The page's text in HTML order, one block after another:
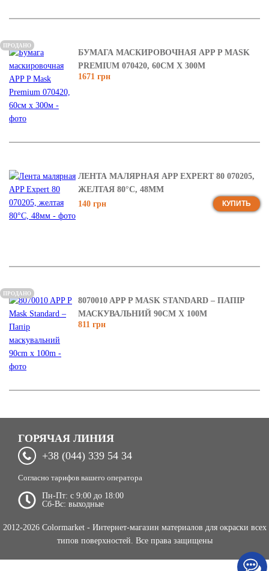
БУМАГА МАСКИРОВОЧНАЯ APP P MASK
PREMIUM 070420, 60СМ X 300М
1671 грн
ПРОДАНО
ЛЕНТА МАЛЯРНАЯ APP EXPERT 80 070205,
ЖЕЛТАЯ 80°C, 48ММ
140 грн
КУПИТЬ
8070010 APP P MASK STANDARD – ПАПІР
МАСКУВАЛЬНИЙ 90CM X 100M
811 грн
ПРОДАНО
ГОРЯЧАЯ ЛИНИЯ
+38 (044) 339 54 34
Согласно тарифов вашего оператора
Пн-Пт: c 9:00 до 18:00
Сб-Вс: выходные
2012-2026 Colormarket - Интернет-магазин материалов для окраски всех
типов поверхностей. Все права защищены